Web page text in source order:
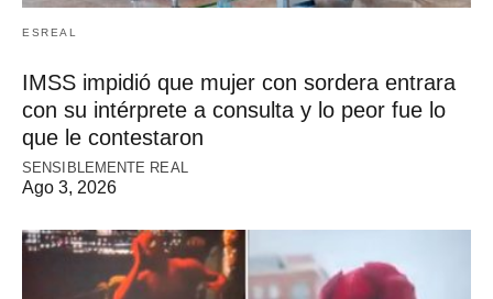
ESREAL
IMSS impidió que mujer con sordera entrara
con su intérprete a consulta y lo peor fue lo
que le contestaron
SENSIBLEMENTE REAL
Ago 3, 2026